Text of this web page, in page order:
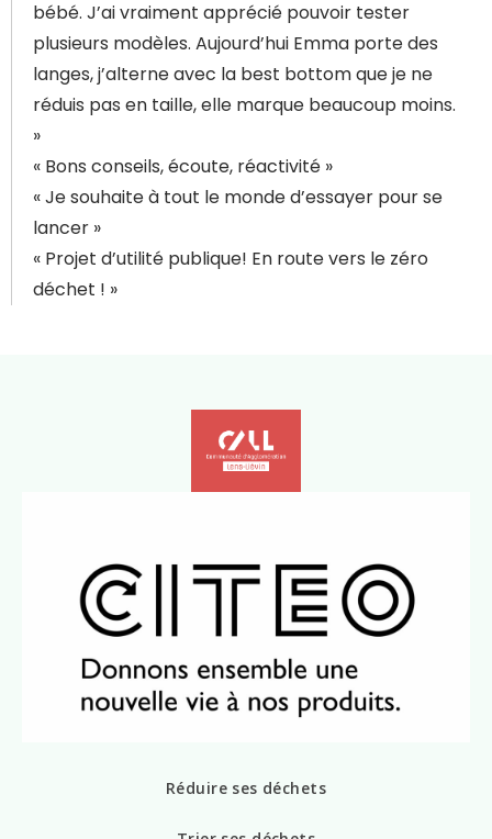
bébé. J’ai vraiment apprécié pouvoir tester
plusieurs modèles. Aujourd’hui Emma porte des
langes, j’alterne avec la best bottom que je ne
réduis pas en taille, elle marque beaucoup moins.
»
« Bons conseils, écoute, réactivité »
« Je souhaite à tout le monde d’essayer pour se
lancer »
« Projet d’utilité publique! En route vers le zéro
déchet ! »
Réduire ses déchets